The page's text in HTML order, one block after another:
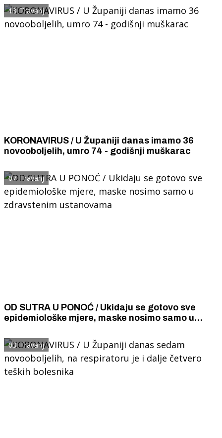
13. Travanj
KORONAVIRUS / U Županiji danas imamo 36
novooboljelih, umro 74 - godišnji muškarac
07. Travanj
OD SUTRA U PONOĆ / Ukidaju se gotovo sve
epidemiološke mjere, maske nosimo samo u
03. Travanj